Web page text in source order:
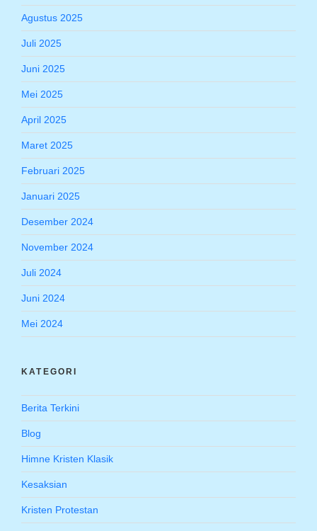
Agustus 2025
Juli 2025
Juni 2025
Mei 2025
April 2025
Maret 2025
Februari 2025
Januari 2025
Desember 2024
November 2024
Juli 2024
Juni 2024
Mei 2024
KATEGORI
Berita Terkini
Blog
Himne Kristen Klasik
Kesaksian
Kristen Protestan